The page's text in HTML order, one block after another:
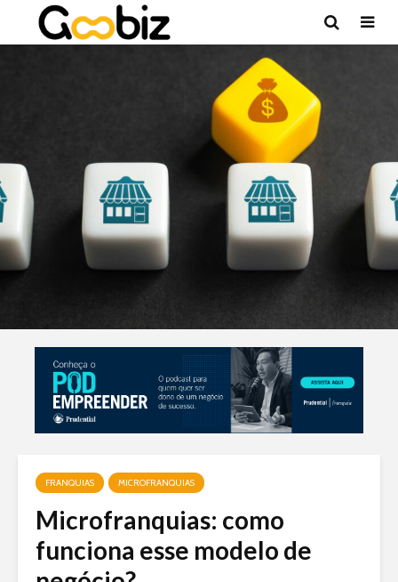
FRANQUIAS MICROFRANQUIAS
Microfranquias: como
funciona esse modelo de